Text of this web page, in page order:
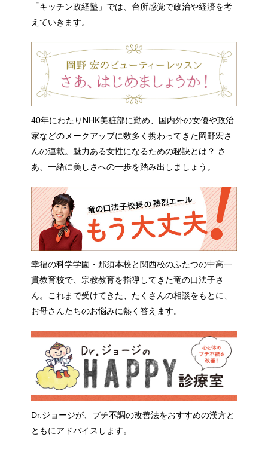
「キッチン政経塾」では、台所感覚で政治や経済を考
えていきます。
40年にわたりNHK美粧部に勤め、国内外の女優や政治
家などのメークアップに数多く携わってきた岡野宏さ
んの連載。魅力ある女性になるための秘訣とは？ さ
あ、一緒に美しさへの一歩を踏み出しましょう。
幸福の科学学園・那須本校と関西校のふたつの中高一
貫教育校で、宗教教育を指導してきた竜の口法子さ
ん。これまで受けてきた、たくさんの相談をもとに、
お母さんたちのお悩みに熱く答えます。
Dr.ジョージが、プチ不調の改善法をおすすめの漢方と
ともにアドバイスします。